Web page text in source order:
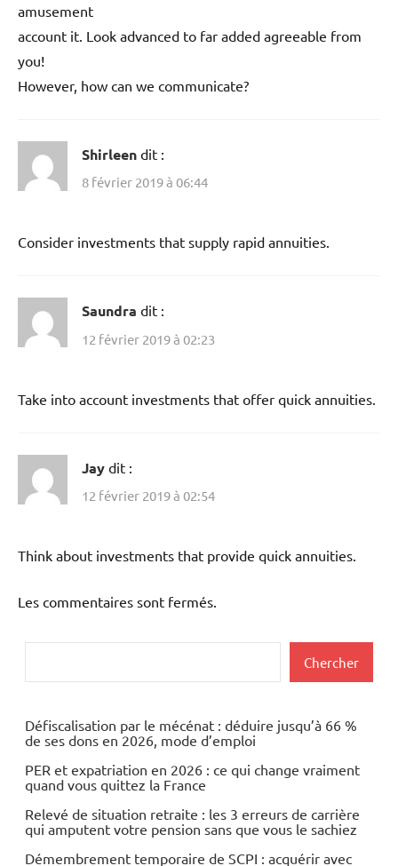
amusement
account it. Look advanced to far added agreeable from
you!
However, how can we communicate?
Shirleen dit :
8 février 2019 à 06:44
Consider investments that supply rapid annuities.
Saundra dit :
12 février 2019 à 02:23
Take into account investments that offer quick annuities.
Jay dit :
12 février 2019 à 02:54
Think about investments that provide quick annuities.
Les commentaires sont fermés.
Chercher
Défiscalisation par le mécénat : déduire jusqu’à 66 %
de ses dons en 2026, mode d’emploi
PER et expatriation en 2026 : ce qui change vraiment
quand vous quittez la France
Relevé de situation retraite : les 3 erreurs de carrière
qui amputent votre pension sans que vous le sachiez
Démembrement temporaire de SCPI : acquérir avec